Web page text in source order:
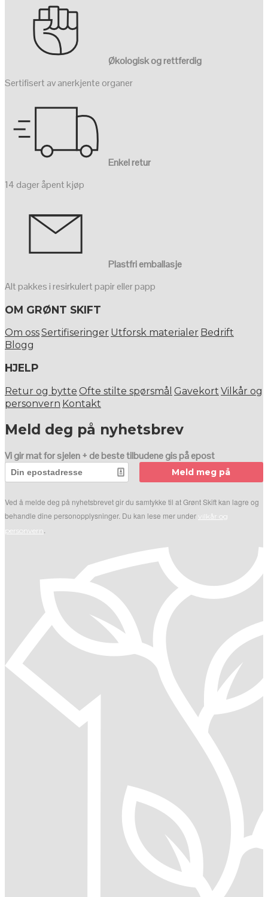
Økologisk og rettferdig
Sertifisert av anerkjente organer
Enkel retur
14 dager åpent kjøp
Plastfri emballasje
Alt pakkes i resirkulert papir eller papp
OM GRØNT SKIFT
Om ossSertifiseringer Utforsk materialer Bedrift
Blogg
HJELP
Retur og bytte Ofte stilte spørsmål Gavekort Vilkår og
personvern Kontakt
Meld deg på nyhetsbrev
Vi gir mat for sjelen + de beste tilbudene gis på epost
Meld meg på
Ved å melde deg på nyhetsbrevet gir du samtykke til at Grønt Skift kan lagre og
behandle dine personopplysninger. Du kan lese mer under vilkår og
personvern